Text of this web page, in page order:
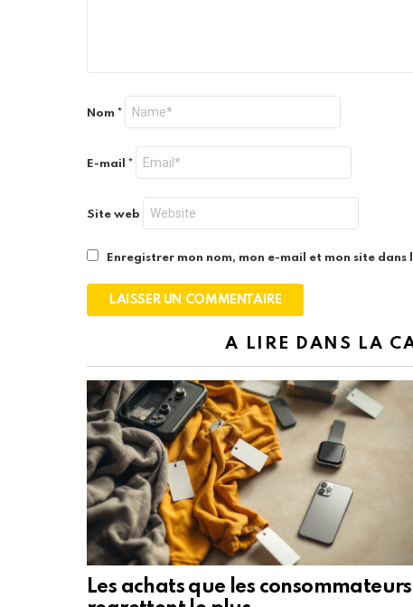
Nom *
E-mail *
Site web
Enregistrer mon nom, mon e-mail et mon site
A LIRE DANS LA
Les achats que les consommateurs